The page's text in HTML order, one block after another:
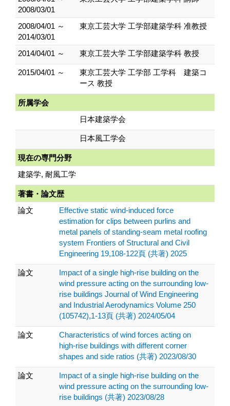
2008/03/01
2008/04/01 ～
2014/03/01
東京工芸大学 工学部建築学科 准教授
2014/04/01 ～ 東京工芸大学 工学部建築学科 教授
2015/04/01 ～
東京工芸大学 工学部 工学科 建築コ
ース 教授
所属学会
日本建築学会
日本風工学会
現在の専門分野
建築学, 耐風工学
著書・論文歴
論文
Effective static wind-induced force
estimation for clips between purlins and
metal panels of standing-seam metal roofing
system Frontiers of Structural and Civil
Engineering 19,108-122頁 (共著) 2025
論文
Impact of a single high-rise building on the
wind pressure acting on the surrounding low-
rise buildings Journal of Wind Engineering
and Industrial Aerodynamics Volume 250
(105742),1-13頁 (共著) 2024/05/04
論文
Characteristics of wind forces acting on
high-rise buildings with different corner
shapes and side ratios (共著) 2023/08/30
論文
Impact of a single high-rise building on the
wind pressure acting on the surrounding low-
rise buildings (共著) 2023/08/28